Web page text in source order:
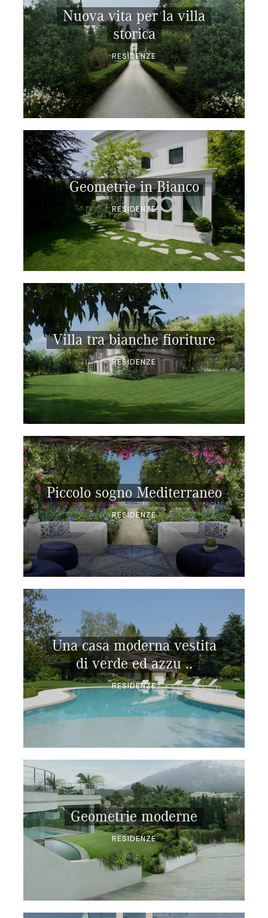
Nuova vita per la villa
storica
RESIDENZE
Geometrie in Bianco
RESIDENZE
Villa tra bianche fioriture
RESIDENZE
Piccolo sogno Mediterraneo
RESIDENZE
Una casa moderna vestita
di verde ed azzu ..
RESIDENZE
Geometrie moderne
RESIDENZE